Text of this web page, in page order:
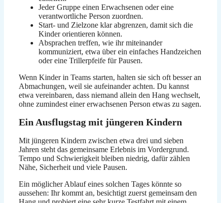
Jeder Gruppe einen Erwachsenen oder eine
verantwortliche Person zuordnen.
Start- und Zielzone klar abgrenzen, damit sich die
Kinder orientieren können.
Absprachen treffen, wie ihr miteinander
kommuniziert, etwa über ein einfaches Handzeichen
oder eine Trillerpfeife für Pausen.
Wenn Kinder in Teams starten, halten sie sich oft besser an
Abmachungen, weil sie aufeinander achten. Du kannst
etwa vereinbaren, dass niemand allein den Hang wechselt,
ohne zumindest einer erwachsenen Person etwas zu sagen.
Ein Ausflugstag mit jüngeren Kindern
Mit jüngeren Kindern zwischen etwa drei und sieben
Jahren steht das gemeinsame Erlebnis im Vordergrund.
Tempo und Schwierigkeit bleiben niedrig, dafür zählen
Nähe, Sicherheit und viele Pausen.
Ein möglicher Ablauf eines solchen Tages könnte so
aussehen: Ihr kommt an, besichtigt zuerst gemeinsam den